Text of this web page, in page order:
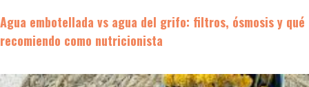
Agua embotellada vs agua del grifo: filtros, ósmosis y qué
recomiendo como nutricionista